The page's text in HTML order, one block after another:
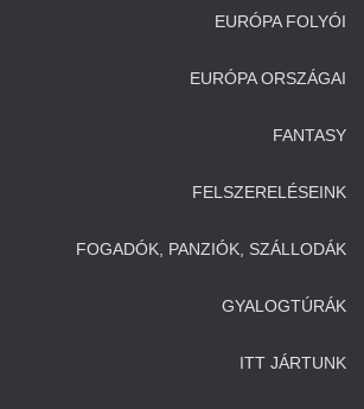
EURÓPA FOLYÓI
EURÓPA ORSZÁGAI
FANTASY
FELSZERELÉSEINK
FOGADÓK, PANZIÓK, SZÁLLODÁK
GYALOGTÚRÁK
ITT JÁRTUNK